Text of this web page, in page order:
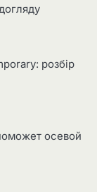
розбір
осевой